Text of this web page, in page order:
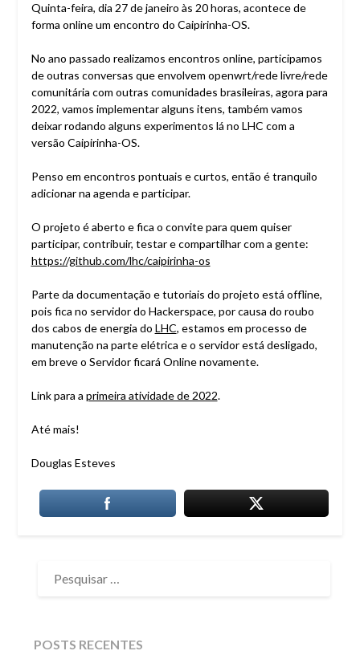
Quinta-feira, dia 27 de janeiro às 20 horas, acontece de
forma online um encontro do Caipirinha-OS.
No ano passado realizamos encontros online, participamos
de outras conversas que envolvem openwrt/rede livre/rede
comunitária com outras comunidades brasileiras, agora para
2022, vamos implementar alguns itens, também vamos
deixar rodando alguns experimentos lá no LHC com a
versão Caipirinha-OS.
Penso em encontros pontuais e curtos, então é tranquilo
adicionar na agenda e participar.
O projeto é aberto e fica o convite para quem quiser
participar, contribuir, testar e compartilhar com a gente:
https://github.com/lhc/caipirinha-os
Parte da documentação e tutoriais do projeto está offline,
pois fica no servidor do Hackerspace, por causa do roubo
dos cabos de energia do LHC, estamos em processo de
manutenção na parte elétrica e o servidor está desligado,
em breve o Servidor ficará Online novamente.
Link para a primeira atividade de 2022.
Até mais!
Douglas Esteves
POR:
POSTS RECENTES